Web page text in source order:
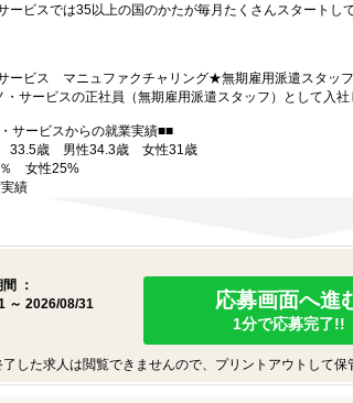
ービスでは35以上の国のかたが毎月たくさんスタート
ービス マニュファクチャリング★無期雇用派遣スタッ
・サービスの正社員（無期雇用派遣スタッフ）として入
サービスからの就業実績■■
33.5歳 男性34.3歳 女性31歳
女性25%
績
：
～ 2026/08/31
応募画面へ進
1分で応募完了!!
した求人は閲覧できませんので、プリントアウトして保